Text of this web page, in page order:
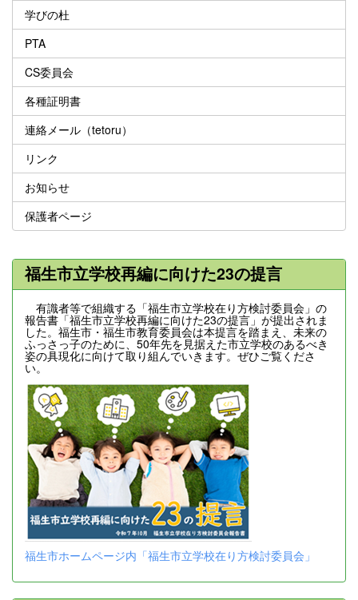
学びの杜
PTA
CS委員会
各種証明書
連絡メール（tetoru）
リンク
お知らせ
保護者ページ
福生市立学校再編に向けた23の提言
有識者等で組織する「福生市立学校在り方検討委員会」の
報告書「福生市立学校再編に向けた23の提言」が提出されま
した。福生市・福生市教育委員会は本提言を踏まえ、未来の
ふっさっ子のために、50年先を見据えた市立学校のあるべき
姿の具現化に向けて取り組んでいきます。ぜひご覧くださ
い。
福生市ホームページ内「福生市立学校在り方検討委員会」